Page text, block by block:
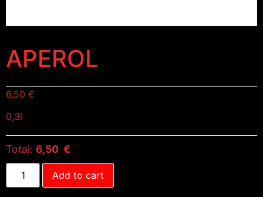
APEROL
6,50 €
0,3l
Total: 6,50 €
Add to cart